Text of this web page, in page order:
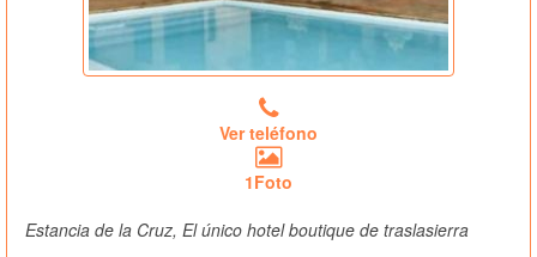
Ver teléfono
1Foto
Estancia de la Cruz, El único hotel boutique de traslasierra